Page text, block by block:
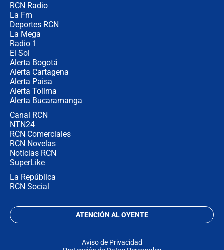
RCN Radio
La Fm
Deportes RCN
La Mega
Radio 1
El Sol
Alerta Bogotá
Alerta Cartagena
Alerta Paisa
Alerta Tolima
Alerta Bucaramanga
Canal RCN
NTN24
RCN Comerciales
RCN Novelas
Noticias RCN
SuperLike
La República
RCN Social
ATENCIÓN AL OYENTE
Aviso de Privacidad